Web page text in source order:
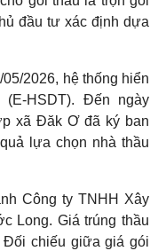
đầu tư xác định dựa
2026, hệ thống hiển
HSDT). Đến ngày
xã Đăk Ơ đã ký ban
lựa chọn nhà thầu
Công ty TNHH Xây
Long. Giá trúng thầu
Đối chiếu giữa giá gói